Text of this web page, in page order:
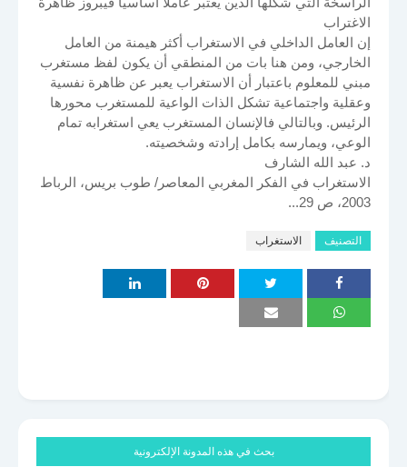
الاغتراب
إن العامل الداخلي في الاستغراب أكثر هيمنة من العامل
الخارجي، ومن هنا بات من المنطقي أن يكون لفظ مستغرب
مبني للمعلوم باعتبار أن الاستغراب يعبر عن ظاهرة نفسية
وعقلية واجتماعية تشكل الذات الواعية للمستغرب محورها
الرئيس. وبالتالي فالإنسان المستغرب يعي استغرابه تمام
الوعي، ويمارسه بكامل إرادته وشخصيته.
د. عبد الله الشارف
الاستغراب في الفكر المغربي المعاصر/ طوب بريس، الرباط
2003، ص 29...
التصنيف الاستغراب
بحث في هذه المدونة الإلكترونية